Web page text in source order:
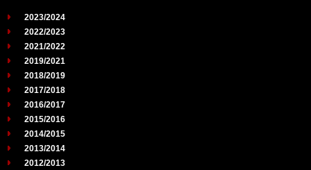
2023/2024
2022/2023
2021/2022
2019/2021
2018/2019
2017/2018
2016/2017
2015/2016
2014/2015
2013/2014
2012/2013